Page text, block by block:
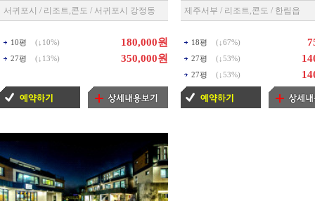
서귀포시 / 리조트,콘도 / 서귀포시 강정동
10평 (↓ 10%) 180,000원
27평 (↓ 13%) 350,000원
제주서부 / 리조트,콘도 / 한림읍
18평 (↓ 67%)
27평 (↓ 53%)
27평 (↓ 53%)